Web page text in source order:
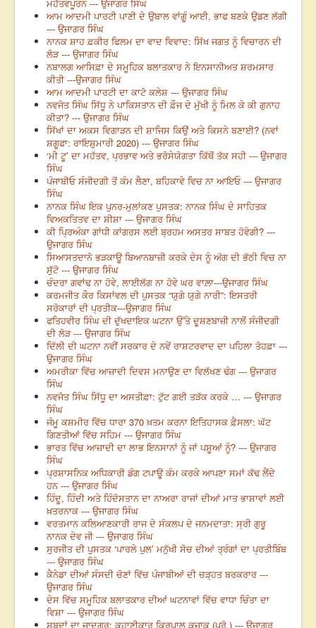
ਮਹੱਤਵਪੂਰਨ --- ਉਜਾਗਰ ਸਿੰਘ
ਆਮ ਆਦਮੀ ਪਾਰਟੀ ਪਾਣੀ ਦੇ ਉਬਾਲ ਵਾਂਗੂੰ ਆਈ, ਭਾਫ ਬਣਕੇ ਉਡਣ ਲੱਗੀ
--- ਉਜਾਗਰ ਸਿੰਘ
ਨਾਨਕ ਸ਼ਾਹ ਫ਼ਕੀਰ ਫਿਲਮ ਦਾ ਵਾਦ ਵਿਵਾਦ: ਸਿੱਖ ਜਗਤ ਨੂੰ ਵਿਚਾਰਨ ਦੀ
ਲੋੜ --- ਉਜਾਗਰ ਸਿੰਘ
ਨਬਾਲਗ ਆਸਿਫ਼ਾ ਦੇ ਸਮੂਹਿਕ ਬਲਾਤਕਾਰ ਨੇ ਇਨਸਾਨੀਅਤ ਸ਼ਰਮਸਾਰ
ਕੀਤੀ ---ਉਜਾਗਰ ਸਿੰਘ
ਆਮ ਆਦਮੀ ਪਾਰਟੀ ਦਾ ਕਾਟੋ ਕਲੇਸ਼ --- ਉਜਾਗਰ ਸਿੰਘ
ਨਵਜੋਤ ਸਿੰਘ ਸਿੱਧੂ ਨੇ ਪਾਕਿਸਤਾਨ ਦੀ ਫ਼ੌਜ ਦੇ ਮੁੱਖੀ ਨੂੰ ਮਿਲ ਕੇ ਕੀ ਗੁਨਾਹ
ਕੀਤਾ? --- ਉਜਾਗਰ ਸਿੰਘ
ਸਿੱਖਾਂ ਦਾ ਅਕਸ ਵਿਗਾੜਨ ਦੀ ਸ਼ਾਜਿਸ ਕਿਉਂ ਅਤੇ ਕਿਸਨੇ ਬਣਾਈ? (ਨਵਾਂ
ਸ਼ਗੂਫਾ: ਰਾਇਸ਼ੁਮਾਰੀ 2020) --- ਉਜਾਗਰ ਸਿੰਘ
‘ਮੀ ਟੂ’ ਦਾ ਮਹੱਤਵ, ਪ੍ਰਭਾਵ ਅਤੇ ਭਰੋਸੇਯੋਗਤਾ ਕਿੱਥੋਂ ਤੱਕ ਸਹੀ --- ਉਜਾਗਰ
ਸਿੰਘ
ਪੰਜਾਬੀਓ ਸੰਜੀਦਗੀ ਤੋਂ ਕੰਮ ਲੈਣਾ, ਬਹਿਕਾਵੇ ਵਿਚ ਨਾ ਆਇਓ --- ਉਜਾਗਰ
ਸਿੰਘ
ਨਾਨਕ ਸਿੰਘ ਇਕ ਪੁਨਰ-ਮੁਲਾਂਕਣ ਪੁਸਤਕ: ਨਾਨਕ ਸਿੰਘ ਦੇ ਸਾਹਿਤਕ
ਵਿਅਕਤਿਤਵ ਦਾ ਸ਼ੀਸ਼ਾ --- ਉਜਾਗਰ ਸਿੰਘ
ਕੀ ਪ੍ਰਿਅੰਕਾ ਗਾਂਧੀ ਕਾਂਗਰਸ ਲਈ ਬ੍ਰਹਮ ਅਸਤਰ ਸਾਬਤ ਹੋਵੇਗੀ? ---
ਉਜਾਗਰ ਸਿੰਘ
ਸਿਆਸਤਦਾਨੋ ਭੜਕਾਊ ਬਿਆਨਬਾਜ਼ੀ ਕਰਕੇ ਦੇਸ ਨੂੰ ਅੱਗ ਦੀ ਭੱਠੀ ਵਿਚ ਨਾ
ਸੁੱਟੋ --- ਉਜਾਗਰ ਸਿੰਘ
ਚੰਦਰਾ ਗਵਾਂਢ ਨਾ ਹੋਵੇ, ਲਾਈਲੱਗ ਨਾ ਹੋਵੇ ਘਰ ਵਾਲ਼ਾ---ਉਜਾਗਰ ਸਿੰਘ
ਕਰਮਜੀਤ ਕੌਰ ਕਿਸਾਂਵਲ ਦੀ ਪੁਸਤਕ “ਯੁਗੇ ਯੁਗੇ ਨਾਰੀ”: ਇਸਤਰੀ
ਸਰੋਕਾਰਾਂ ਦੀ ਪ੍ਰਤੀਕ---ਉਜਾਗਰ ਸਿੰਘ
ਫਤਿਹਵੀਰ ਸਿੰਘ ਦੀ ਦੁੱਖਦਾਇਕ ਘਟਨਾ ਉੱਤੇ ਦੂਸ਼ਣਬਾਜ਼ੀ ਨਾਲੋਂ ਸੰਜੀਦਗੀ
ਦੀ ਲੋੜ --- ਉਜਾਗਰ ਸਿੰਘ
ਦਿੱਲੀ ਦੀ ਘਟਨਾ ਨਵੀਂ ਸਰਕਾਰ ਦੇ ਨਵੇਂ ਰਾਸ਼ਟਰਵਾਦ ਦਾ ਪਹਿਲਾ ਤੋਹਫ਼ਾ ---
ਉਜਾਗਰ ਸਿੰਘ
ਅਮਰੀਕਾ ਵਿੱਚ ਆਜ਼ਾਦੀ ਦਿਵਸ ਮਨਾਉਣ ਦਾ ਵਿਲੱਖਣ ਢੰਗ --- ਉਜਾਗਰ
ਸਿੰਘ
ਨਵਜੋਤ ਸਿੰਘ ਸਿੱਧੂ ਦਾ ਅਸਤੀਫ਼ਾ: ਟੁੱਟ ਗਈ ਤੜੱਕ ਕਰਕੇ … --- ਉਜਾਗਰ
ਸਿੰਘ
ਜੰਮੂ ਕਸ਼ਮੀਰ ਵਿੱਚ ਧਾਰਾ 370 ਖ਼ਤਮ ਕਰਨਾ ਇਤਿਹਾਸਕ ਫ਼ੈਸਲਾ: ਘੱਟ
ਗਿਣਤੀਆਂ ਵਿੱਚ ਸਹਿਮ --- ਉਜਾਗਰ ਸਿੰਘ
ਭਾਰਤ ਵਿੱਚ ਆਜ਼ਾਦੀ ਦਾ ਲਾਭ ਇਨਸਾਨਾਂ ਨੂੰ ਜਾਂ ਪਸ਼ੂਆਂ ਨੂੰ? --- ਉਜਾਗਰ
ਸਿੰਘ
ਪ੍ਰਸ਼ਾਸਨਿਕ ਅਧਿਕਾਰੀ ਡੰਗ ਟਪਾਊ ਕੰਮ ਕਰਕੇ ਆਪਣਾ ਸਮਾਂ ਕੱਢ ਲੈਂਦੇ
ਹਨ --- ਉਜਾਗਰ ਸਿੰਘ
ਹਿੰਦੂ, ਹਿੰਦੀ ਅਤੇ ਹਿੰਦੋਸਤਾਨ ਦਾ ਨਾਅਰਾ ਰਾਜਾਂ ਦੀਆਂ ਮਾਤ ਭਾਸ਼ਾਵਾਂ ਲਈ
ਖ਼ਤਰਨਾਕ --- ਉਜਾਗਰ ਸਿੰਘ
ਵਰਤਮਾਨ ਕਲਿਆਣਕਾਰੀ ਰਾਜ ਦੇ ਸੰਕਲਪ ਦੇ ਜਨਮਦਾਤਾ: ਸ੍ਰੀ ਗੁਰੂ
ਨਾਨਕ ਦੇਵ ਜੀ --- ਉਜਾਗਰ ਸਿੰਘ
ਸੁਰਜੀਤ ਦੀ ਪੁਸਤਕ ‘ਪਾਰਲੇ ਪੁਲ’ ਮਨੁੱਖੀ ਸੋਚ ਦੀਆਂ ਤ੍ਰੰਗਾਂ ਦਾ ਪ੍ਰਤੀਬਿੰਬ
--- ਉਜਾਗਰ ਸਿੰਘ
ਕੈਨੇਡਾ ਦੀਆਂ ਸੰਸਦੀ ਚੋਣਾਂ ਵਿੱਚ ਪੰਜਾਬੀਆਂ ਦੀ ਚੜ੍ਹਤ ਬਰਕਰਾਰ ---
ਉਜਾਗਰ ਸਿੰਘ
ਦੇਸ ਵਿੱਚ ਸਮੂਹਿਕ ਬਲਾਤਕਾਰ ਦੀਆਂ ਘਟਨਾਵਾਂ ਵਿੱਚ ਵਾਧਾ ਚਿੰਤਾ ਦਾ
ਵਿਸ਼ਾ --- ਉਜਾਗਰ ਸਿੰਘ
ਸ਼ਬਦਾਂ ਦਾ ਜਾਦੂਗਰ: ਕਹਾਣੀਕਾਰ ਕ੍ਰਿਪਾਲ ਕਜ਼ਾਕ (ਪ੍ਰੋ.) --- ਉਜਾਗਰ